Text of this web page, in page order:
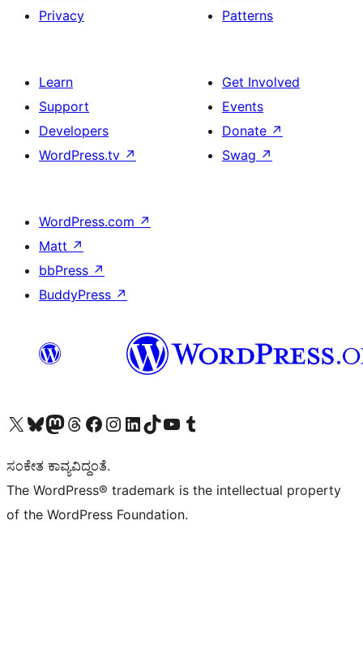
Privacy
Patterns
Learn
Support
Developers
WordPress.tv ↗
Get Involved
Events
Donate ↗
Swag ↗
WordPress.com ↗
Matt ↗
bbPress ↗
BuddyPress ↗
Visit our X (formerly Twitter) account
Visit our Bluesky account
Visit our Mastodon account
Visit our Threads account
Visit our Facebook page
Visit our Instagram account
Visit our LinkedIn account
Visit our TikTok account
Visit our YouTube channel
Visit our Tumblr account
ಸಂಕೇತ ಕಾವ್ಯವಿದ್ದಂತೆ.
The WordPress® trademark is the intellectual property
of the WordPress Foundation.